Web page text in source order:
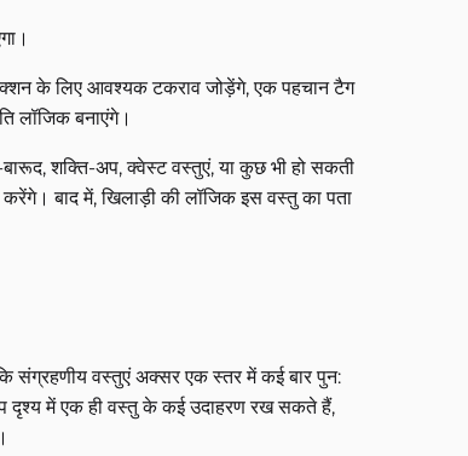
के लिए आवश्यक टकराव जोड़ेंगे, एक पहचान टैग
लॉजिक बनाएंगे।
बारूद, शक्ति-अप, क्वेस्ट वस्तुएं, या कुछ भी हो सकती
बाद में, खिलाड़ी की लॉजिक इस वस्तु का पता
संग्रहणीय वस्तुएं अक्सर एक स्तर में कई बार पुन:
दृश्य में एक ही वस्तु के कई उदाहरण रख सकते हैं,